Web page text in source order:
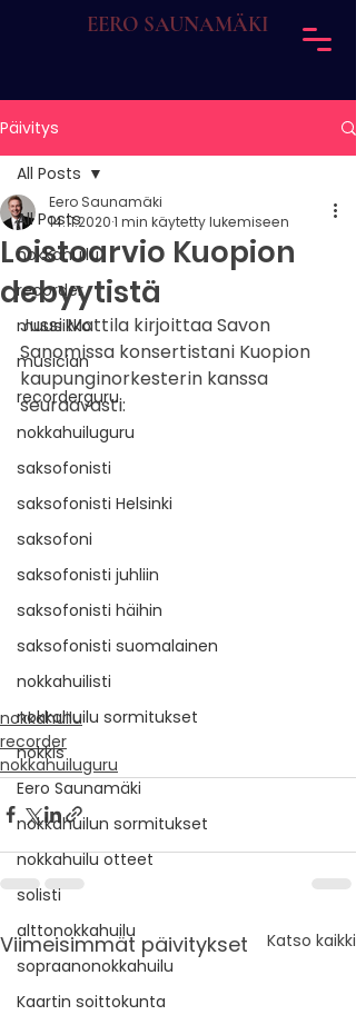
EERO SAUNAMÄKI
Päivitys
All Posts
nokkahuilu
recorder
muusikko
musician
recorderguru
nokkahuiluguru
saksofonisti
saksofonisti Helsinki
saksofoni
saksofonisti juhliin
saksofonisti häihin
saksofonisti suomalainen
nokkahuilisti
nokkahuilu sormitukset
nokkis
Eero Saunamäki
nokkahuilun sormitukset
nokkahuilu otteet
solisti
alttonokkahuilu
sopraanonokkahuilu
Kaartin soittokunta
All Posts
Loistoarvio Kuopion
debyytistä
Eero Saunamäki
14.11.20201 min käytetty lukemiseen
Jussi Mattila kirjoittaa Savon
Sanomissa konsertistani Kuopion
kaupunginorkesterin kanssa
seuraavasti:
nokkahuilu
recorder
nokkahuiluguru
Viimeisimmät päivitykset Katso kaikki